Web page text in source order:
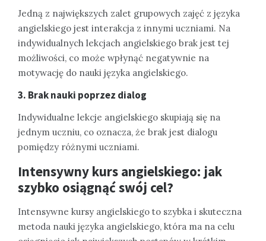
Jedną z największych zalet grupowych zajęć z języka
angielskiego jest interakcja z innymi uczniami. Na
indywidualnych lekcjach angielskiego brak jest tej
możliwości, co może wpłynąć negatywnie na
motywację do nauki języka angielskiego.
3. Brak nauki poprzez dialog
Indywidualne lekcje angielskiego skupiają się na
jednym uczniu, co oznacza, że brak jest dialogu
pomiędzy różnymi uczniami.
Intensywny kurs angielskiego: jak
szybko osiągnąć swój cel?
Intensywne kursy angielskiego to szybka i skuteczna
metoda nauki języka angielskiego, która ma na celu